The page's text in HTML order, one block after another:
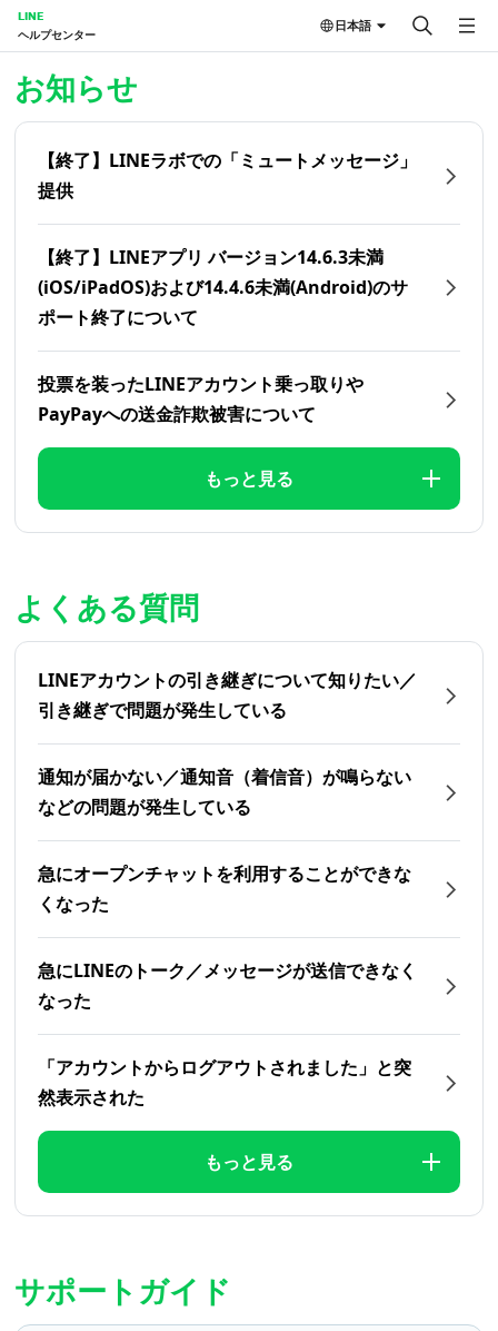
LINE
ヘルプセンター
日本語
お知らせ
【終了】LINEラボでの「ミュートメッセージ」
提供
【終了】LINEアプリ バージョン14.6.3未満
(iOS/iPadOS)および14.4.6未満(Android)のサ
ポート終了について
投票を装ったLINEアカウント乗っ取りや
PayPayへの送金詐欺被害について
もっと見る
よくある質問
LINEアカウントの引き継ぎについて知りたい／
引き継ぎで問題が発生している
通知が届かない／通知音（着信音）が鳴らない
などの問題が発生している
急にオープンチャットを利用することができな
くなった
急にLINEのトーク／メッセージが送信できなく
なった
「アカウントからログアウトされました」と突
然表示された
もっと見る
サポートガイド